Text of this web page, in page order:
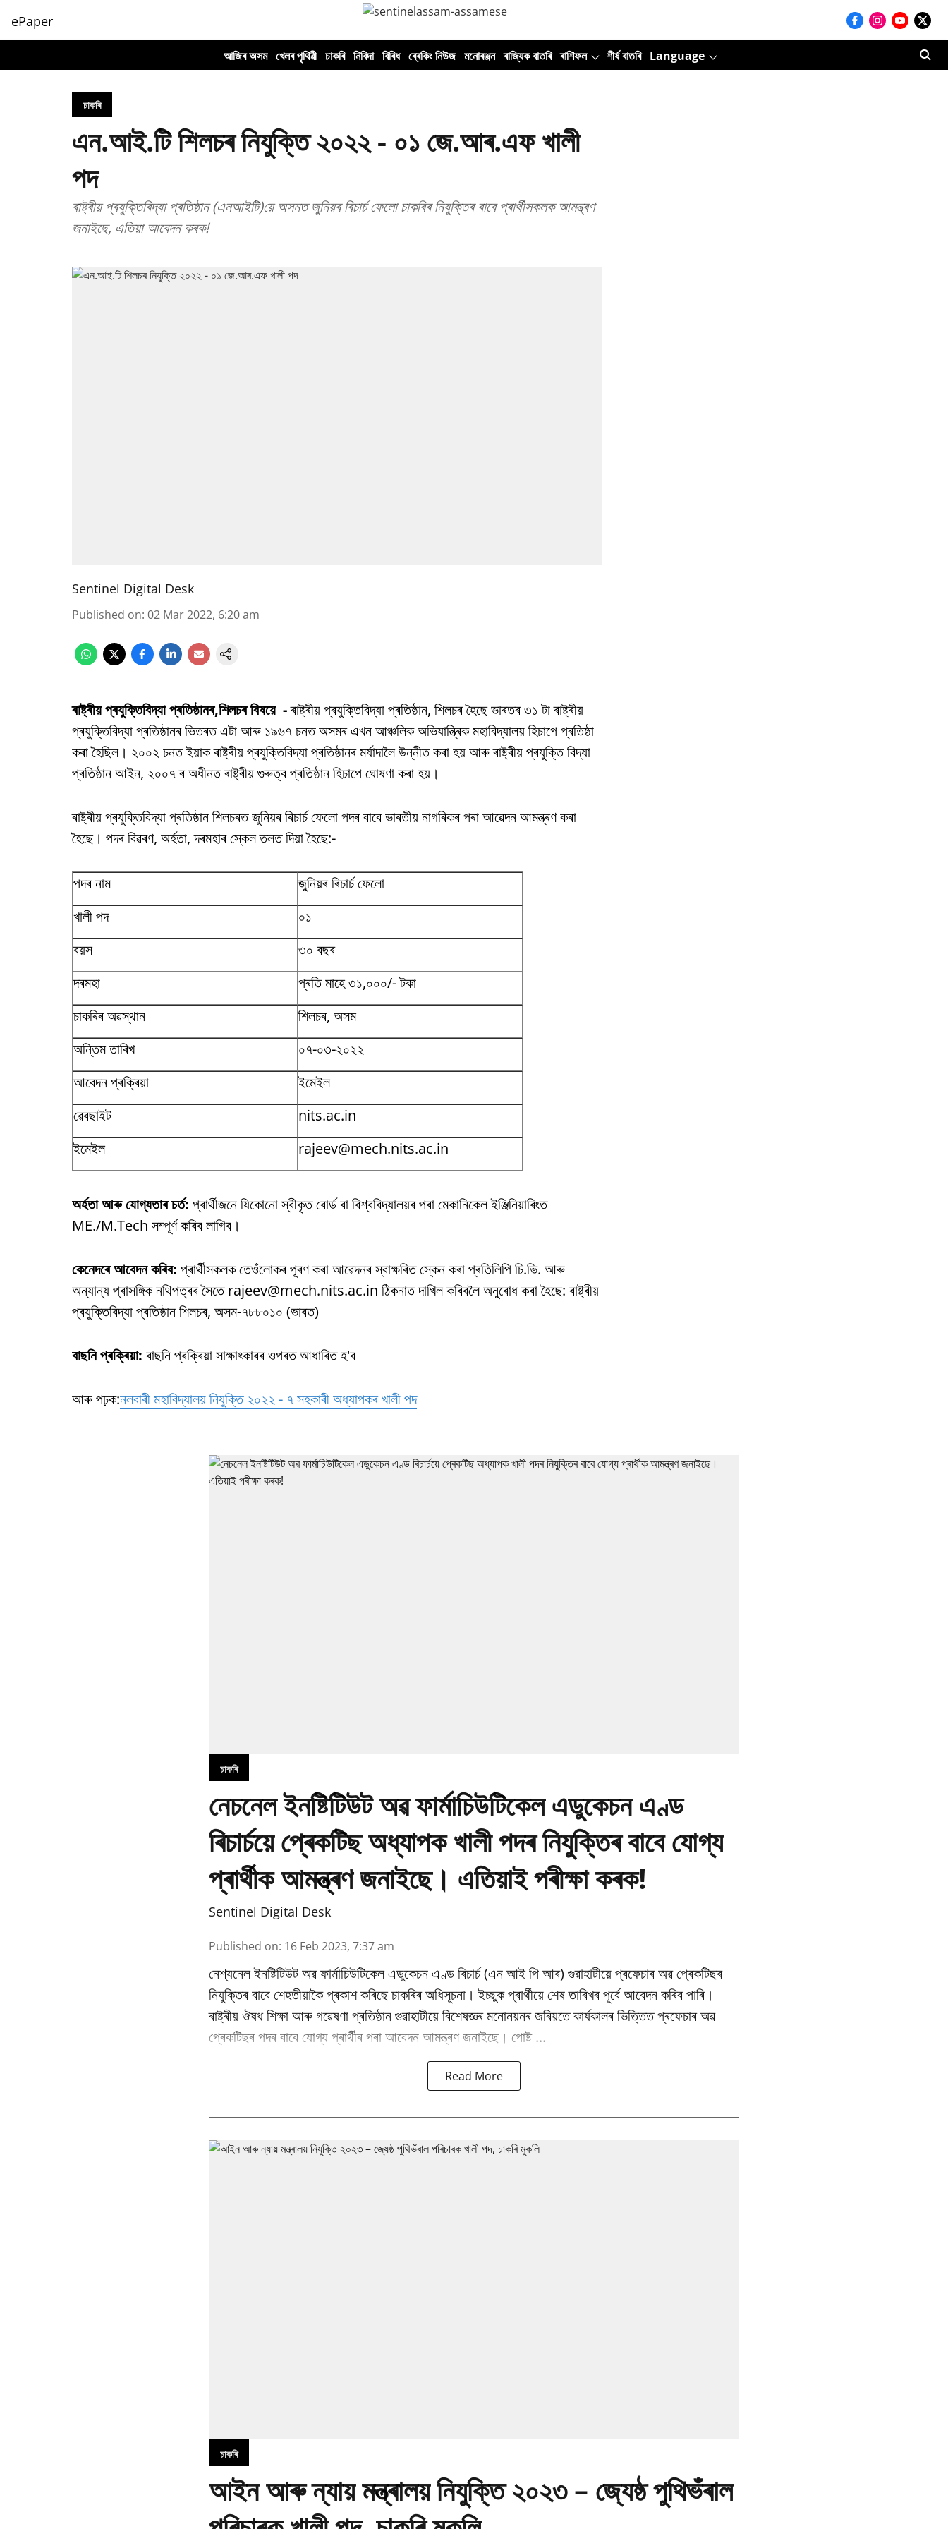
ePaper
আজিৰ অসম খেলৰ পৃথিৱী চাকৰি নিবিদা বিবিধ ব্ৰেকিং নিউজ মনোৰঞ্জন ৰাজ্যিক বাতৰি ৰাশিফল শীৰ্ষ বাতৰি Language
চাকৰি
এন.আই.টি শিলচৰ নিযুক্তি ২০২২ - ০১ জে.আৰ.এফ খালী
পদ
ৰাষ্ট্ৰীয় প্ৰযুক্তিবিদ্যা প্ৰতিষ্ঠান (এনআইটি)য়ে অসমত জুনিয়ৰ ৰিচাৰ্চ ফেলো চাকৰিৰ নিযুক্তিৰ বাবে প্ৰাৰ্থীসকলক আমন্ত্ৰণ
জনাইছে, এতিয়া আবেদন কৰক!
Sentinel Digital Desk
Published on: 02 Mar 2022, 6:20 am
ৰাষ্ট্ৰীয় প্ৰযুক্তিবিদ্যা প্ৰতিষ্ঠানৰ,শিলচৰ বিষয়ে -ৰাষ্ট্ৰীয় প্ৰযুক্তিবিদ্যা প্ৰতিষ্ঠান, শিলচৰ হৈছে ভাৰতৰ ৩১ টা ৰাষ্ট্ৰীয়
প্ৰযুক্তিবিদ্যা প্ৰতিষ্ঠানৰ ভিতৰত এটা আৰু ১৯৬৭ চনত অসমৰ এখন আঞ্চলিক অভিযান্ত্ৰিক মহাবিদ্যালয় হিচাপে প্ৰতিষ্ঠা
কৰা হৈছিল। ২০০২ চনত ইয়াক ৰাষ্ট্ৰীয় প্ৰযুক্তিবিদ্যা প্ৰতিষ্ঠানৰ মৰ্যাদালৈ উন্নীত কৰা হয় আৰু ৰাষ্ট্ৰীয় প্ৰযুক্তি বিদ্যা
প্ৰতিষ্ঠান আইন, ২০০৭ ৰ অধীনত ৰাষ্ট্ৰীয় গুৰুত্ব প্ৰতিষ্ঠান হিচাপে ঘোষণা কৰা হয়।
ৰাষ্ট্ৰীয় প্ৰযুক্তিবিদ্যা প্ৰতিষ্ঠান শিলচৰত জুনিয়ৰ ৰিচাৰ্চ ফেলো পদৰ বাবে ভাৰতীয় নাগৰিকৰ পৰা আৱেদন আমন্ত্ৰণ কৰা
হৈছে। পদৰ বিৱৰণ, অৰ্হতা, দৰমহাৰ স্কেল তলত দিয়া হৈছে:-
পদৰ নাম
জুনিয়ৰ ৰিচাৰ্চ ফেলো
খালী পদ
০১
বয়স
৩০ বছৰ
দৰমহা
প্ৰতি মাহে ৩১,০০০/- টকা
চাকৰিৰ অৱস্থান
শিলচৰ, অসম
অন্তিম তাৰিখ
০৭-০৩-২০২২
আবেদন প্ৰক্ৰিয়া
ইমেইল
ৱেবছাইট
nits.ac.in
ইমেইল
rajeev@mech.nits.ac.in
অৰ্হতা আৰু যোগ্যতাৰ চৰ্ত: প্ৰাৰ্থীজনে যিকোনো স্বীকৃত বোৰ্ড বা বিশ্ববিদ্যালয়ৰ পৰা মেকানিকেল ইঞ্জিনিয়াৰিংত
ME./M.Tech সম্পূৰ্ণ কৰিব লাগিব।
কেনেদৰে আবেদন কৰিব: প্ৰাৰ্থীসকলক তেওঁলোকৰ পূৰণ কৰা আৱেদনৰ স্বাক্ষৰিত স্কেন কৰা প্ৰতিলিপি চি.ভি. আৰু
অন্যান্য প্ৰাসঙ্গিক নথিপত্ৰৰ সৈতে rajeev@mech.nits.ac.in ঠিকনাত দাখিল কৰিবলৈ অনুৰোধ কৰা হৈছে: ৰাষ্ট্ৰীয়
প্ৰযুক্তিবিদ্যা প্ৰতিষ্ঠান শিলচৰ, অসম-৭৮৮০১০ (ভাৰত)
বাছনি প্ৰক্ৰিয়া: বাছনি প্ৰক্ৰিয়া সাক্ষাৎকাৰৰ ওপৰত আধাৰিত হ'ব
আৰু পঢ়ক:নলবাৰী মহাবিদ্যালয় নিযুক্তি ২০২২ - ৭ সহকাৰী অধ্যাপকৰ খালী পদ
চাকৰি
নেচনেল ইনষ্টিটিউট অৱ ফাৰ্মাচিউটিকেল এডুকেচন এণ্ড
ৰিচাৰ্চয়ে প্ৰেকটিছ অধ্যাপক খালী পদৰ নিযুক্তিৰ বাবে যোগ্য
প্ৰাৰ্থীক আমন্ত্ৰণ জনাইছে। এতিয়াই পৰীক্ষা কৰক!
Sentinel Digital Desk
Published on: 16 Feb 2023, 7:37 am
নেশ্যনেল ইনষ্টিটিউট অৱ ফাৰ্মাচিউটিকেল এডুকেচন এণ্ড ৰিচাৰ্চ (এন আই পি আৰ) গুৱাহাটীয়ে প্ৰফেচাৰ অৱ প্ৰেকটিছৰ
নিযুক্তিৰ বাবে শেহতীয়াকৈ প্ৰকাশ কৰিছে চাকৰিৰ অধিসূচনা। ইচ্ছুক প্ৰাৰ্থীয়ে শেষ তাৰিখৰ পূৰ্বে আবেদন কৰিব পাৰি।
ৰাষ্ট্ৰীয় ঔষধ শিক্ষা আৰু গৱেষণা প্ৰতিষ্ঠান গুৱাহাটীয়ে বিশেষজ্ঞৰ মনোনয়নৰ জৰিয়তে কাৰ্যকালৰ ভিত্তিত প্ৰফেচাৰ অৱ
প্ৰেকটিছৰ পদৰ বাবে যোগ্য প্ৰাৰ্থীৰ পৰা আবেদন আমন্ত্ৰণ জনাইছে। পোষ্ট ...
Read More
চাকৰি
আইন আৰু ন্যায় মন্ত্ৰালয় নিযুক্তি ২০২৩ – জ্যেষ্ঠ পুথিভঁৰাল